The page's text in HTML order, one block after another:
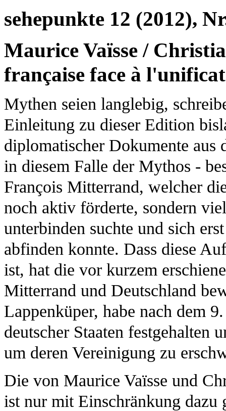
sehepunkte 12 (2012),
Maurice Vaïsse /
française face à
Mythen seien langlebig,
Einleitung zu dieser Edition
diplomatischer Dokumente aus
in diesem Falle der Mythos -
François Mitterrand, welcher
noch aktiv förderte, sondern
unterbinden suchte und sich
abfinden konnte. Dass diese
ist, hat die vor kurzem
Mitterrand und Deutschland
Lappenküper, habe nach dem
deutscher Staaten
um deren Vereinigung zu
Die von Maurice Vaïsse und
ist nur mit Einschränkung dazu